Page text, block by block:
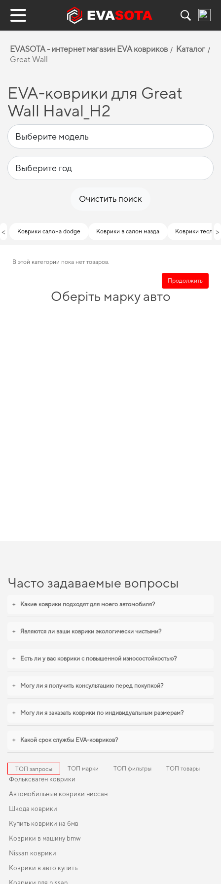
EVASOTA - интернет магазин EVA ковриков
Каталог
Great Wall
EVA-коврики для Great
Wall Haval_H2
Очистить поиск
< Коврики салона dodge Коврики в салон мазда Коврики тесла >
В этой категории пока нет товаров.
Продолжить
Часто задаваемые вопросы
+ Какие коврики подходят для моего автомобиля?
+ Являются ли ваши коврики экологически чистыми?
+ Есть ли у вас коврики с повышенной износостойкостью?
+ Могу ли я получить консультацию перед покупкой?
+ Могу ли я заказать коврики по индивидуальным размерам?
+ Какой срок службы EVA-ковриков?
ТОП запросы ТОП марки ТОП фильтры ТОП товары
Фольксваген коврики
Автомобильные коврики ниссан
Шкода коврики
Купить коврики на бмв
Коврики в машину bmw
Nissan коврики
Коврики в авто купить